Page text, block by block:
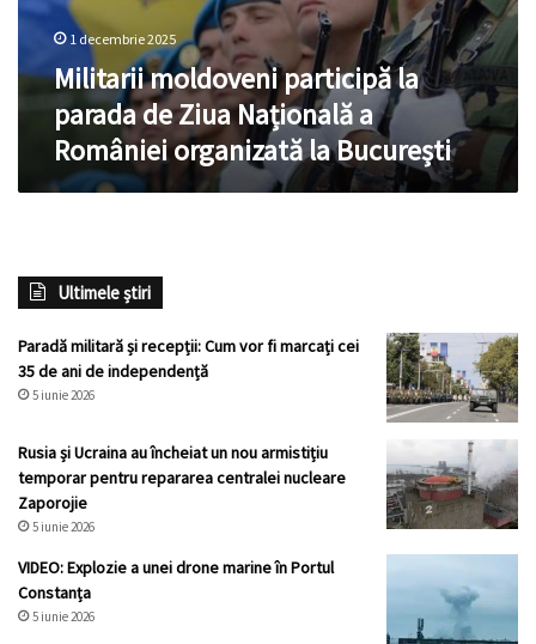
1 decembrie 2025
Militarii moldoveni participă la
parada de Ziua Națională a
României organizată la București
Ultimele știri
Paradă militară și recepții: Cum vor fi marcați cei
35 de ani de independență
5 iunie 2026
Rusia și Ucraina au încheiat un nou armistițiu
temporar pentru repararea centralei nucleare
Zaporojie
5 iunie 2026
VIDEO: Explozie a unei drone marine în Portul
Constanța
5 iunie 2026